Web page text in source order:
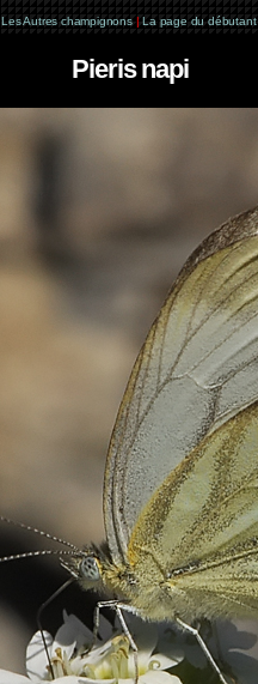
Les Autres champignons | La page du débutant
Pieris napi